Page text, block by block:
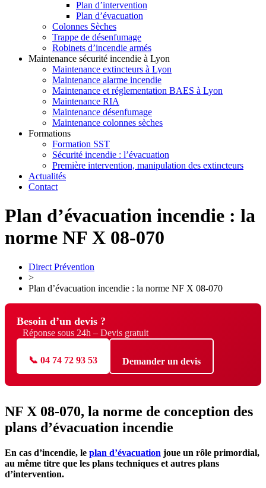
Plan d’intervention
Plan d’évacuation
Colonnes Sèches
Trappe de désenfumage
Robinets d’incendie armés
Maintenance sécurité incendie à Lyon
Maintenance extincteurs à Lyon
Maintenance alarme incendie
Maintenance et réglementation BAES à Lyon
Maintenance RIA
Maintenance désenfumage
Maintenance colonnes sèches
Formations
Formation SST
Sécurité incendie : l’évacuation
Première intervention, manipulation des extincteurs
Actualités
Contact
Plan d’évacuation incendie : la
norme NF X 08-070
Direct Prévention
>
Plan d’évacuation incendie : la norme NF X 08-070
Besoin d’un devis ?
Réponse sous 24h – Devis gratuit
📞 04 74 72 93 53 Demander un devis
NF X 08-070, la norme de conception des
plans d’évacuation incendie
En cas d’incendie, le plan d’évacuation joue un rôle primordial,
au même titre que les plans techniques et autres plans
d’intervention.